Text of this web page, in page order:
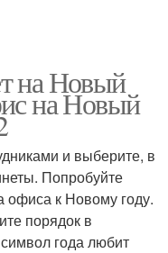
на Новый
на Новый
и выберите, в
Попробуйте
офиса к Новому году.
порядок в
года любит